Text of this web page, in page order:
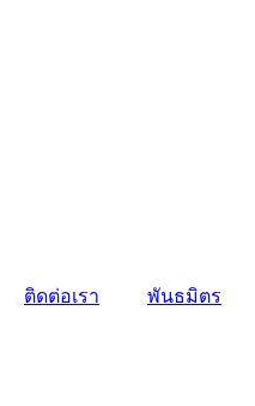
ติดต่อเรา
พันธมิตร